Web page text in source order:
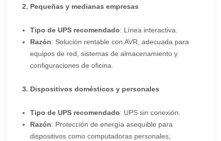
2. Pequeñas y medianas empresas
Tipo de UPS recomendado: Línea interactiva.
Razón: Solución rentable con AVR, adecuada para
equipos de red, sistemas de almacenamiento y
configuraciones de oficina.
3. Dispositivos domésticos y personales
Tipo de UPS recomendado: UPS sin conexión.
Razón: Protección de energía asequible para
dispositivos como computadoras personales,